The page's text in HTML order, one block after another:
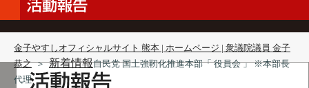
金子やすしオフィシャルサイト 熊本 | ホームページ | 衆議院議員 金子
恭之 ＞ 新着情報自民党 国土強靭化推進本部「 役員会 」 ※本部長
代理